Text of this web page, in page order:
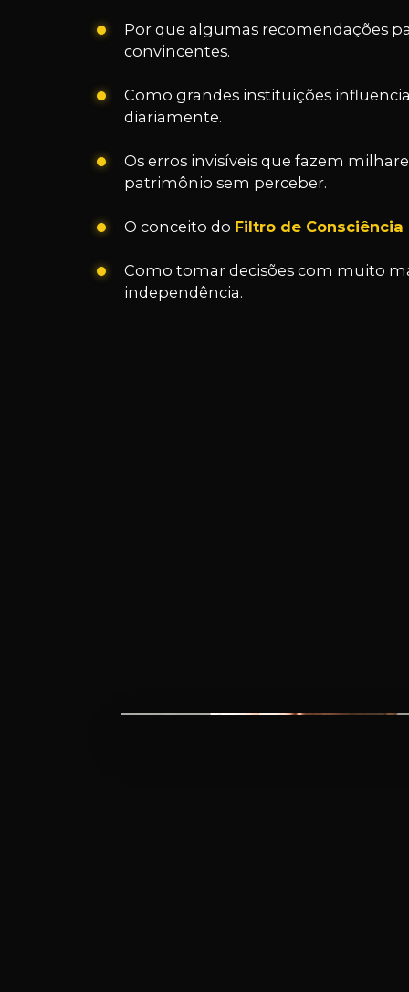
Por que algumas recomendações
convincentes.
Como grandes instituições
diariamente.
Os erros invisíveis que fazem
patrimônio sem perceber.
O conceito do Filtro de Consciência
Como tomar decisões com muito
independência.